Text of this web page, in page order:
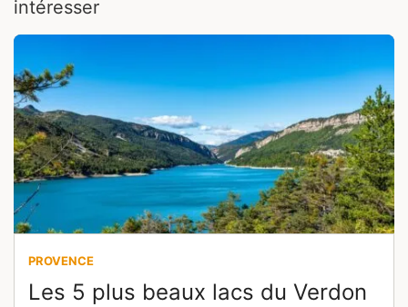
intéresser
PROVENCE
Les 5 plus beaux lacs du Verdon